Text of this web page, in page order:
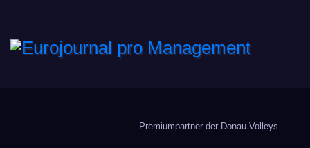
Premiumpartner der Donau Volleys